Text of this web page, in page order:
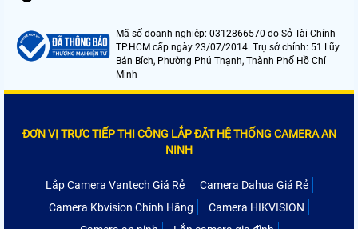
Mã số doanh nghiệp: 0312866570 do Sở Tài Chính
TP.HCM cấp ngày 23/07/2014. Trụ sở chính: 51 Lũy
Bán Bích, Phường Phú Thạnh, Thành Phố Hồ Chí
Minh
ĐƠN VỊ TRỰC TIẾP THI CÔNG LẮP ĐẶT HỆ THỐNG CAMERA AN
NINH
Lắp Camera Vantech Giá Rẻ
Camera Dahua Giá Rẻ
Camera Kbvision Chính Hãng
Camera HIKVISION